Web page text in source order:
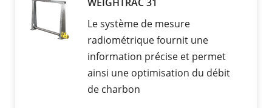
Le système de mesure
radiométrique fournit une
information précise et permet
ainsi une optimisation du débit
de charbon